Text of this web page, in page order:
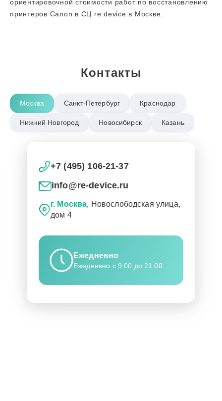
ориентировочной стоимости работ по восстановлению
принтеров Canon в СЦ re:device в Москве.
Контакты
Москва Санкт-Петербург Краснодар
Нижний Новгород Новосибирск Казань
+7 (495) 106-21-37
info@re-device.ru
г. Москва, Новослободская улица,
дом 4
Ежедневно
Ежедневно с 9:00 до 21:00